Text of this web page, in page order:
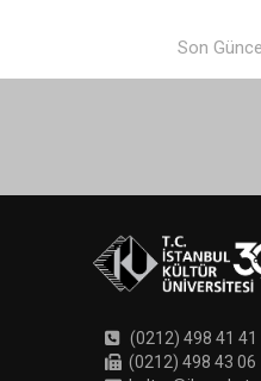
Son
(0212) 498 41 41
(0212) 498 43 06